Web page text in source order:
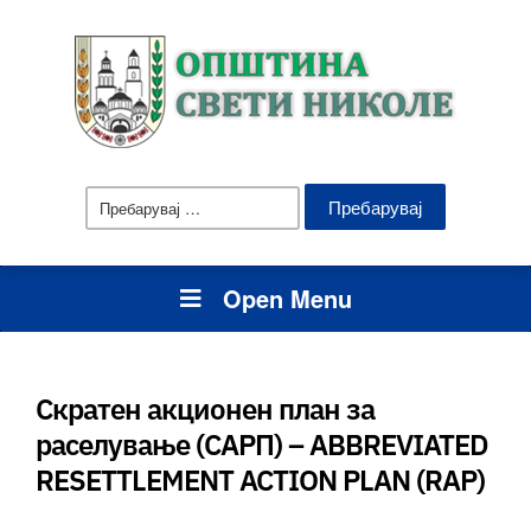
Пребарувај
за:
Open Menu
Скратен акционен план за
раселување (САРП) – ABBREVIATED
RESETTLEMENT ACTION PLAN (RAP)